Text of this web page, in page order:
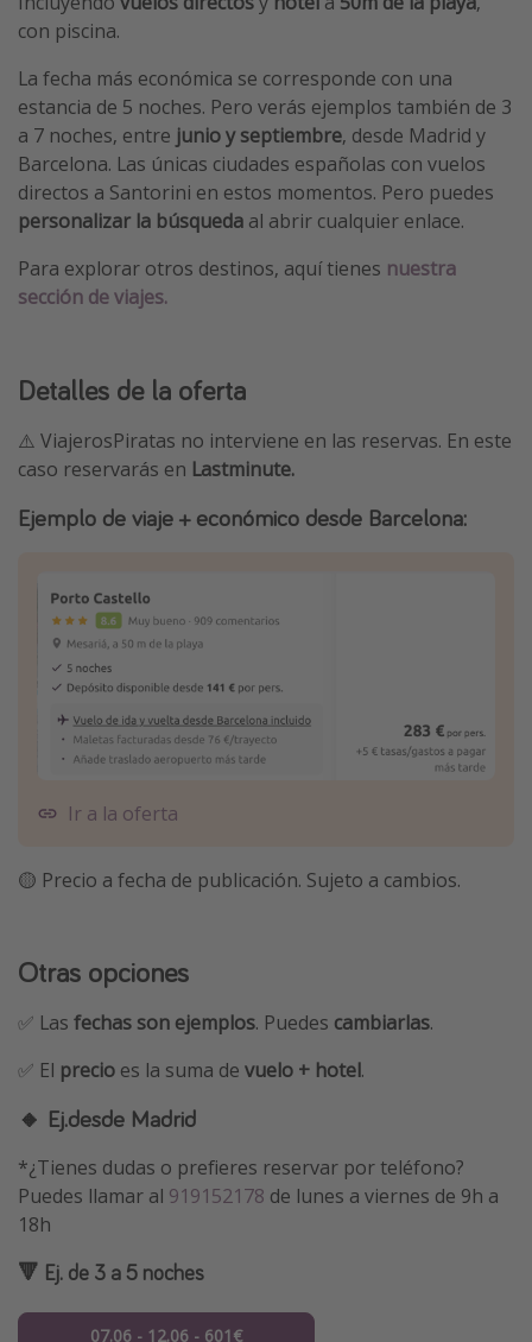
con piscina.
La fecha más económica se corresponde con una
estancia de 5 noches. Pero verás ejemplos también de 3
a 7 noches, entre junio y septiembre, desde Madrid y
Barcelona. Las únicas ciudades españolas con vuelos
directos a Santorini en estos momentos. Pero puedes
personalizar la búsqueda al abrir cualquier enlace.
Para explorar otros destinos, aquí tienes nuestra
sección de viajes.
Detalles de la oferta
⚠️ ViajerosPiratas no interviene en las reservas. En este
caso reservarás en Lastminute.
Ejemplo de viaje + económico desde Barcelona:
Ir a la oferta
🟡 Precio a fecha de publicación. Sujeto a cambios.
Otras opciones
✅ Las fechas son ejemplos. Puedes cambiarlas.
✅ El precio es la suma de vuelo + hotel.
🔸 Ej.desde Madrid
*¿Tienes dudas o prefieres reservar por teléfono?
Puedes llamar al 919152178 de lunes a viernes de 9h a
18h
🔻 Ej. de 3 a 5 noches
07.06 - 12.06 - 601€